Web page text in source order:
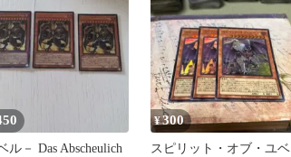
ル－ Das Abscheulich
¥300
スピリット・オブ・ユベ